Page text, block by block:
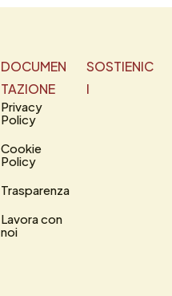
DOCUMEN
TAZIONE
Privacy
Policy
Cookie
Policy
Trasparenza
Lavora con
noi
SOSTIENIC
I